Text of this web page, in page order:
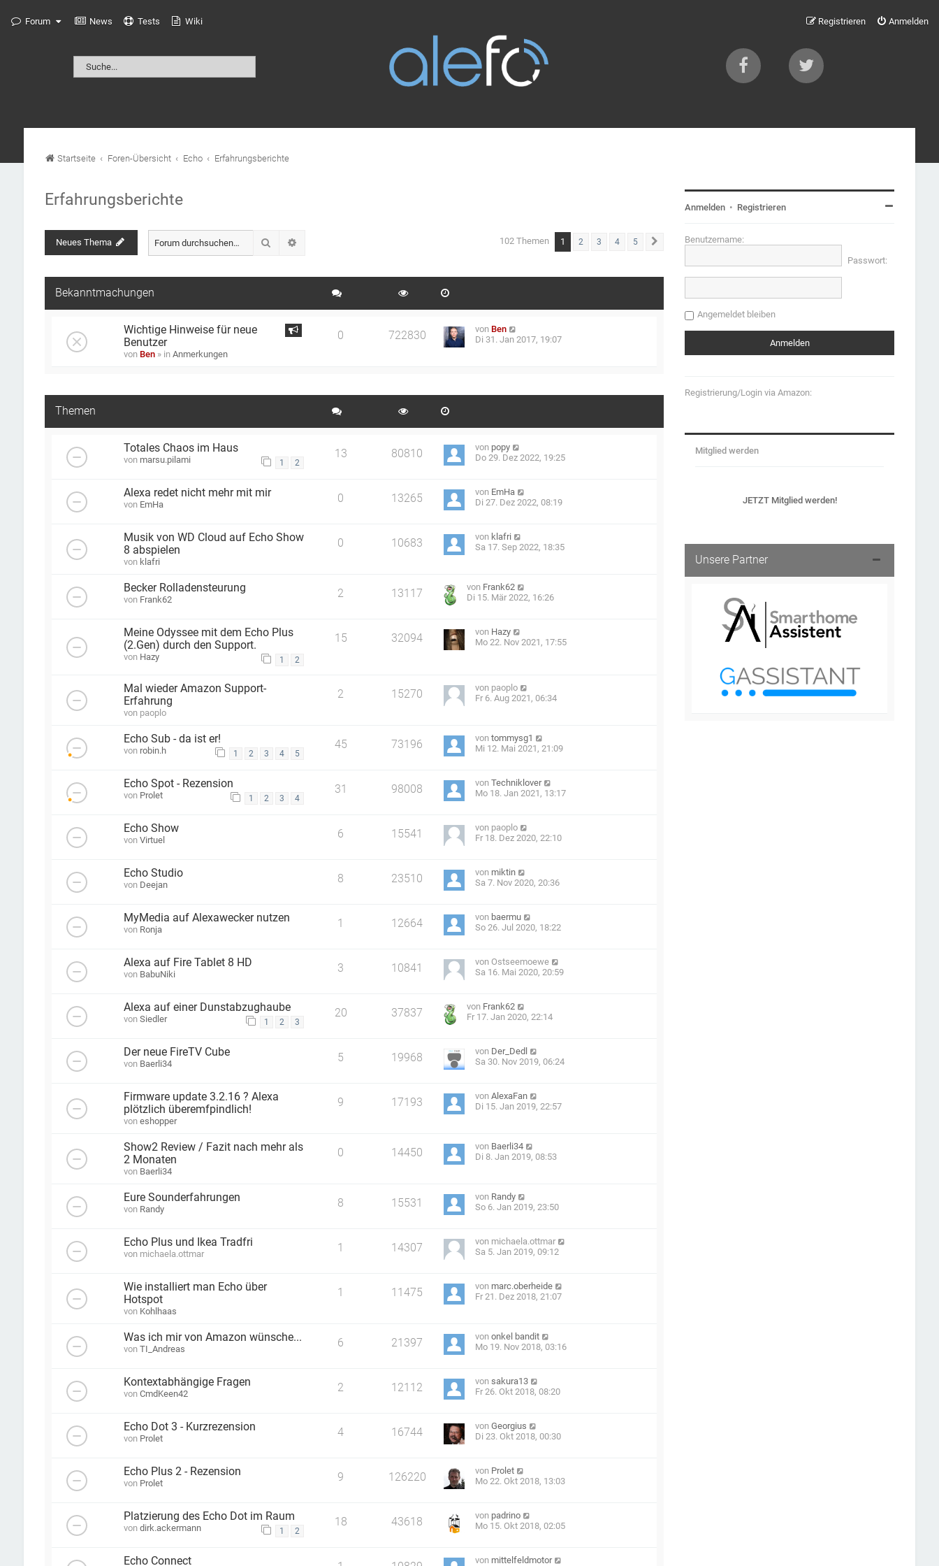
Forum News Tests Wiki Anmelden
Registrieren
Startseite Foren-Übersicht Echo Erfahrungsberichte
Erfahrungsberichte
Neues Thema Suche 102 Themen 1 2 3 4 5 Nächste
Bekanntmachungen
Wichtige Hinweise für neue
Benutzer
von Ben » in Anmerkungen
0 722830
von Ben
Di 31. Jan 2017, 19:07
Themen
Totales Chaos im Haus
von marsu.pilami 1 2
13 80810
von popy
Do 29. Dez 2022, 19:25
Alexa redet nicht mehr mit mir
von EmHa 0 13265
von EmHa
Di 27. Dez 2022, 08:19
Musik von WD Cloud auf Echo Show
8 abspielen
von klafri
0 10683
von klafri
Sa 17. Sep 2022, 18:35
Becker Rolladensteurung
von Frank62 2 13117
von Frank62
Di 15. Mär 2022, 16:26
Meine Odyssee mit dem Echo Plus
(2.Gen) durch den Support.
von Hazy 1 2
15 32094
von Hazy
Mo 22. Nov 2021, 17:55
Mal wieder Amazon Support-
Erfahrung
von paoplo
2 15270
von paoplo
Fr 6. Aug 2021, 06:34
Echo Sub - da ist er!
von robin.h 1 2 3 4 5
45 73196
vontommysg1
Mi 12. Mai 2021, 21:09
Echo Spot - Rezension
von Prolet 1 2 3 4
31 98008
vonTechniklover
Mo 18. Jan 2021, 13:17
Echo Show
von Virtuel 6 15541
von paoplo
Fr 18. Dez 2020, 22:10
Echo Studio
von Deejan 8 23510
von miktin
Sa 7. Nov 2020, 20:36
MyMedia auf Alexawecker nutzen
von Ronja 1 12664
von baermu
So 26. Jul 2020, 18:22
Alexa auf Fire Tablet 8 HD
von BabuNiki 3 10841
vonOstseemoewe
Sa 16. Mai 2020, 20:59
Alexa auf einer Dunstabzughaube
von Siedler 1 2 3
20 37837
von Frank62
Fr 17. Jan 2020, 22:14
Der neue FireTV Cube
von Baerli34 5 19968
von Der_Dedl
Sa 30. Nov 2019, 06:24
Firmware update 3.2.16 ? Alexa
plötzlich überemfpindlich!
von eshopper
9 17193
vonAlexaFan
Di 15. Jan 2019, 22:57
Show2 Review / Fazit nach mehr als
2 Monaten
von Baerli34
0 14450
von Baerli34
Di 8. Jan 2019, 08:53
Eure Sounderfahrungen
von Randy 8 15531
von Randy
So 6. Jan 2019, 23:50
Echo Plus und Ikea Tradfri
von michaela.ottmar 1 14307
von michaela.ottmar
Sa 5. Jan 2019, 09:12
Wie installiert man Echo über
Hotspot
von Kohlhaas
1 11475
von marc.oberheide
Fr 21. Dez 2018, 21:07
Was ich mir von Amazon wünsche...
von TI_Andreas 6 21397
vononkel bandit
Mo 19. Nov 2018, 03:16
Kontextabhängige Fragen
von CmdKeen42 2 12112
vonsakura13
Fr 26. Okt 2018, 08:20
Echo Dot 3 - Kurzrezension
von Prolet 4 16744
vonGeorgius
Di 23. Okt 2018, 00:30
Echo Plus 2 - Rezension
von Prolet 9 126220
von Prolet
Mo 22. Okt 2018, 13:03
Platzierung des Echo Dot im Raum
von dirk.ackermann 1 2
18 43618
von padrino
Mo 15. Okt 2018, 02:05
Echo Connect von mittelfeldmotor
Anmelden • Registrieren
Benutzername:
Passwort:
Angemeldet bleiben
Registrierung/Login via Amazon:
Mitglied werden
JETZT Mitglied werden!
Unsere Partner